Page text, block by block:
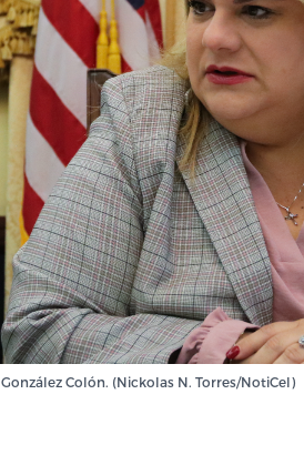
Colón. (Nickolas N. Torres/NotiCel)